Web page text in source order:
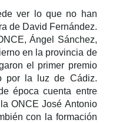
ver lo que no han
de David Fernández.
Ángel Sánchez,
en la provincia de
el primer premio
por la luz de Cádiz.
época cuenta entre
ONCE José Antonio
con la formación